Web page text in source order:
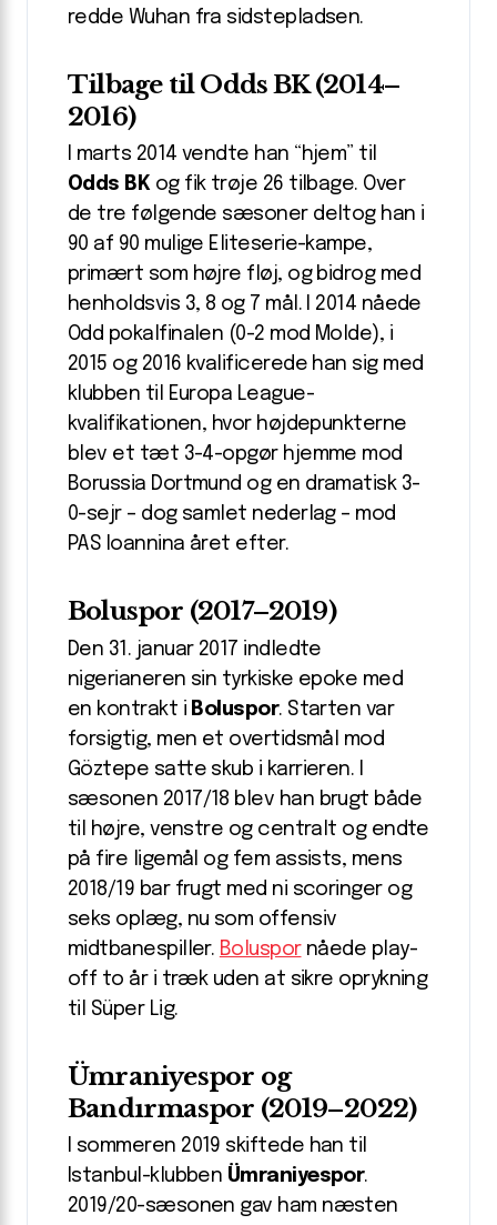
redde Wuhan fra sidstepladsen.
Tilbage til Odds BK (2014–
2016)
I marts 2014 vendte han “hjem” til
Odds BKog fik trøje 26 tilbage. Over
de tre følgende sæsoner deltog han i
90 af 90 mulige Eliteserie-kampe,
primært som højre fløj, og bidrog med
henholdsvis 3, 8 og 7 mål. I 2014 nåede
Odd pokalfinalen (0-2 mod Molde), i
2015 og 2016 kvalificerede han sig med
klubben til Europa League-
kvalifikationen, hvor højdepunkterne
blev et tæt 3-4-opgør hjemme mod
Borussia Dortmund og en dramatisk 3-
0-sejr – dog samlet nederlag – mod
PAS Ioannina året efter.
Boluspor (2017–2019)
Den 31. januar 2017 indledte
nigerianeren sin tyrkiske epoke med
en kontrakt i Boluspor. Starten var
forsigtig, men et overtidsmål mod
Göztepe satte skub i karrieren. I
sæsonen 2017/18 blev han brugt både
til højre, venstre og centralt og endte
på fire ligemål og fem assists, mens
2018/19 bar frugt med ni scoringer og
seks oplæg, nu som offensiv
midtbanespiller. Boluspornåede play-
off to år i træk uden at sikre oprykning
til Süper Lig.
Ümraniyespor og
Bandırmaspor (2019–2022)
I sommeren 2019 skiftede han til
Istanbul-klubben Ümraniyespor.
2019/20-sæsonen gav ham næsten